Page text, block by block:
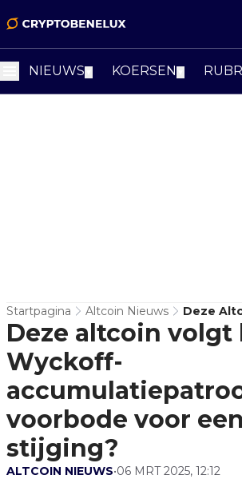
NIEUWS KOERSEN
Startpagina Altcoin Nieuws
Deze
Wyckoff-
Deze altcoin volgt
Wyckoff-
voorbode voor
stijging?
ALTCOIN NIEUWS•06 MRT 2025, 12:12